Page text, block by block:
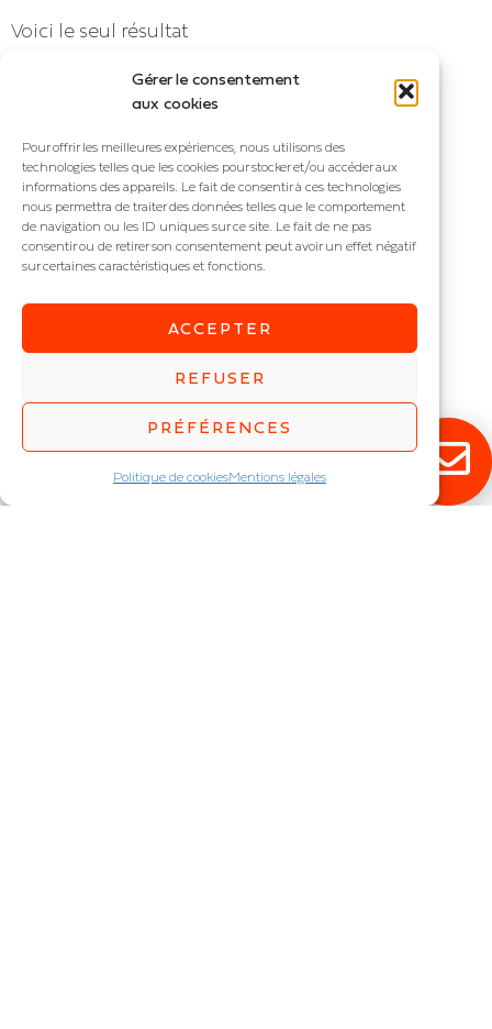
Gérer le consentement
aux cookies
Pour offrir les meilleures expériences, nous utilisons des
technologies telles que les cookies pour stocker et/ou accéder aux
informations des appareils. Le fait de consentir à ces technologies
nous permettra de traiter des données telles que le comportement
de navigation ou les ID uniques sur ce site. Le fait de ne pas
consentir ou de retirer son consentement peut avoir un effet négatif
sur certaines caractéristiques et fonctions.
ACCEPTER
REFUSER
PRÉFÉRENCES
Politique de cookiesMentions légales
Voici le seul résultat
IP : IP20